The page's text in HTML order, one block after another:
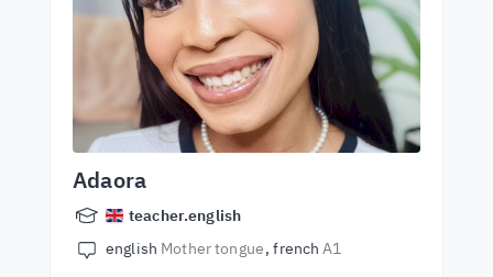
Adaora
teacher.english
english Mother tongue frenchA1